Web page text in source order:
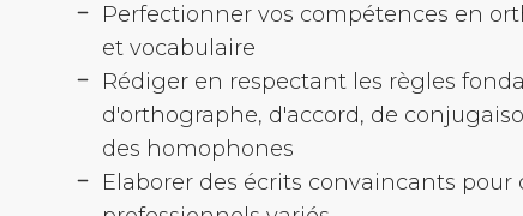
Perfectionner vos compétences en
et vocabulaire
Rédiger en respectant les règles
d'orthographe, d'accord, de
des homophones
Elaborer des écrits convaincants pour